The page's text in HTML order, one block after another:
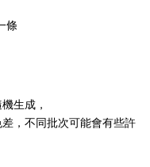
條
生成，
，不同批次可能會有些許